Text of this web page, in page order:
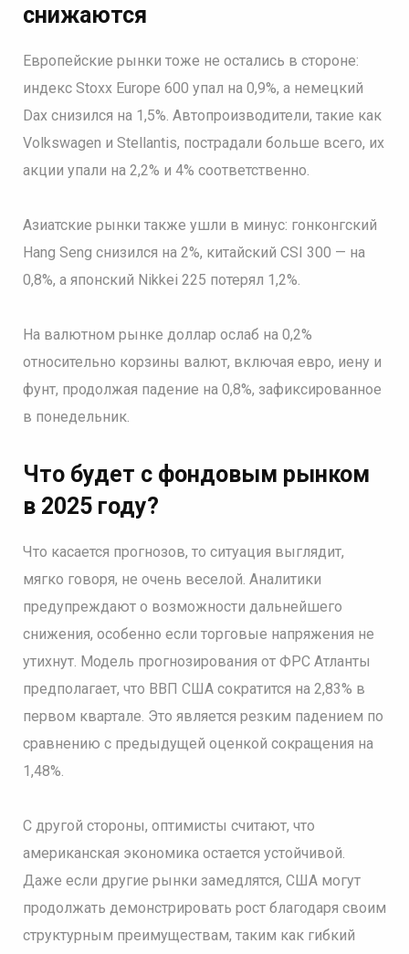
снижаются
Европейские рынки тоже не остались в стороне:
индекс Stoxx Europe 600 упал на 0,9%, а немецкий
Dax снизился на 1,5%. Автопроизводители, такие как
Volkswagen и Stellantis, пострадали больше всего, их
акции упали на 2,2% и 4% соответственно.
Азиатские рынки также ушли в минус: гонконгский
Hang Seng снизился на 2%, китайский CSI 300 — на
0,8%, а японский Nikkei 225 потерял 1,2%.
На валютном рынке доллар ослаб на 0,2%
относительно корзины валют, включая евро, иену и
фунт, продолжая падение на 0,8%, зафиксированное
в понедельник.
Что будет с фондовым рынком
в 2025 году?
Что касается прогнозов, то ситуация выглядит,
мягко говоря, не очень веселой. Аналитики
предупреждают о возможности дальнейшего
снижения, особенно если торговые напряжения не
утихнут. Модель прогнозирования от ФРС Атланты
предполагает, что ВВП США сократится на 2,83% в
первом квартале. Это является резким падением по
сравнению с предыдущей оценкой сокращения на
1,48%.
С другой стороны, оптимисты считают, что
американская экономика остается устойчивой.
Даже если другие рынки замедлятся, США могут
продолжать демонстрировать рост благодаря своим
структурным преимуществам, таким как гибкий